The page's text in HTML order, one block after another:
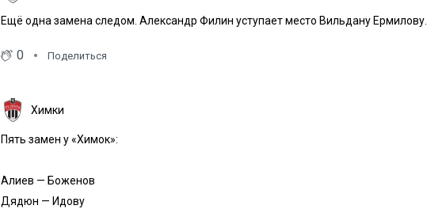
Ещё одна замена следом. Александр Филин уступает место Вильдану Ермилову.
0 Поделиться
Химки
Пять замен у «Химок»:
Алиев — Боженов
Дядюн — Идову